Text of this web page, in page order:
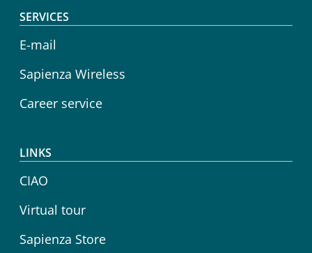
SERVICES
E-mail
Sapienza Wireless
Career service
LINKS
CIAO
Virtual tour
Sapienza Store